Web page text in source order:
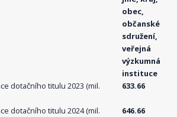
obec,
občanské
sdružení,
veřejná
výzkumná
instituce
dotačního titulu 2023 (mil.
633.66
dotačního titulu 2024 (mil.
646.66